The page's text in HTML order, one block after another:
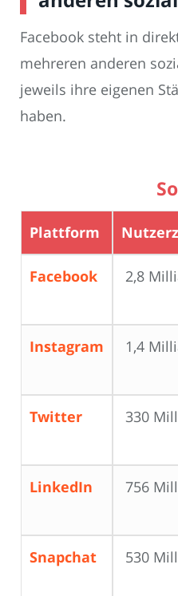
Facebook steht in
mehreren anderen
jeweils ihre eigenen
haben.
Plattform
Facebook 2,8
Instagram 1,4
Twitter 330
LinkedIn 756
Snapchat 530